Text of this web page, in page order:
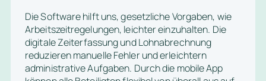
Die Software hilft uns, gesetzliche Vorgaben, wie
Arbeitszeitregelungen, leichter einzuhalten. Die
digitale Zeiterfassung und Lohnabrechnung
reduzieren manuelle Fehler und erleichtern
administrative Aufgaben. Durch die mobile App